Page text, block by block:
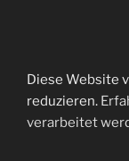
Diese Website
reduzieren.
verarbeitet